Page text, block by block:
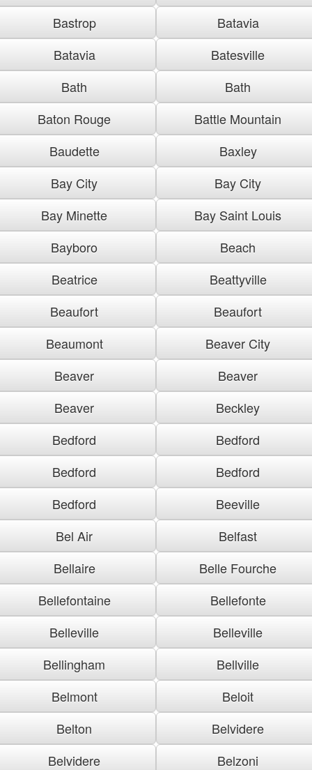
Bastrop
Batavia
Batavia
Batesville
Bath
Bath
Baton Rouge
Battle Mountain
Baudette
Baxley
Bay City
Bay City
Bay Minette
Bay Saint Louis
Bayboro
Beach
Beatrice
Beattyville
Beaufort
Beaufort
Beaumont
Beaver City
Beaver
Beaver
Beaver
Beckley
Bedford
Bedford
Bedford
Bedford
Bedford
Beeville
Bel Air
Belfast
Bellaire
Belle Fourche
Bellefontaine
Bellefonte
Belleville
Belleville
Bellingham
Bellville
Belmont
Beloit
Belton
Belvidere
Belvidere
Belzoni